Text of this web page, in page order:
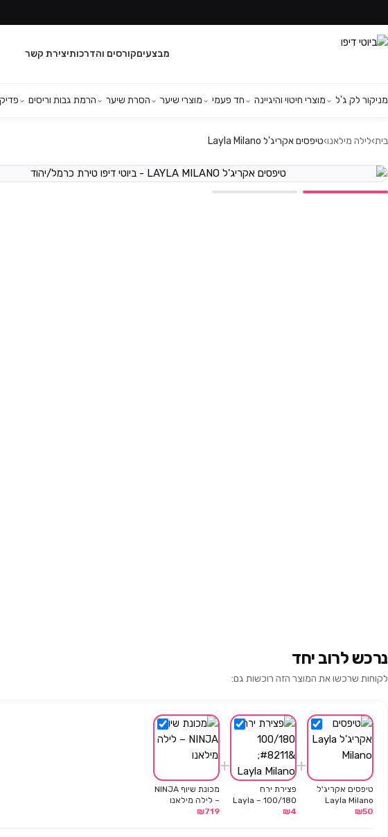
מבצעיםקורסים והדרכותיצירת קשר
מניקור לק ג'ל מוצרי חיטוי והיגיינה חד פעמי מוצרי שיער הסרת שיער הרמת גבות וריסים
בית›לילה מילאנו›טיפסים אקריג'ל Layla Milano
נרכש לרוב יחד
לקוחות שרכשו את המוצר הזה רוכשות גם:
טיפסים אקריג'ל
Layla Milano
₪50
+
פצירת ירח
100/180 – Layla
Milano
₪4
+
מכונת שיוף NINJA
– לילה מילאנו
₪719